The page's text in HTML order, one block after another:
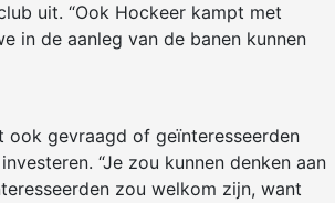
uit. “Ook Hockeer kampt met
in de aanleg van de banen kunnen
gevraagd of geïnteresseerden
“Je zou kunnen denken aan
zou welkom zijn, want